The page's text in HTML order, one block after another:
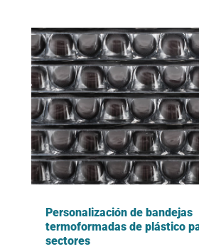
Personalización de bandejas
termoformadas de plástico
sectores